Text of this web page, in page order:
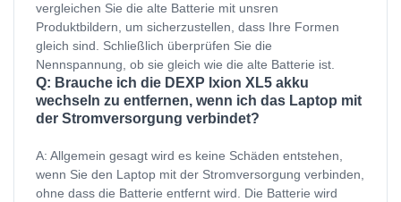
vergleichen Sie die alte Batterie mit unsren
Produktbildern, um sicherzustellen, dass Ihre Formen
gleich sind. Schließlich überprüfen Sie die
Nennspannung, ob sie gleich wie die alte Batterie ist.
Q: Brauche ich die DEXP lxion XL5 akku
wechseln zu entfernen, wenn ich das Laptop mit
der Stromversorgung verbindet?
A: Allgemein gesagt wird es keine Schäden entstehen,
wenn Sie den Laptop mit der Stromversorgung verbinden,
ohne dass die Batterie entfernt wird. Die Batterie wird